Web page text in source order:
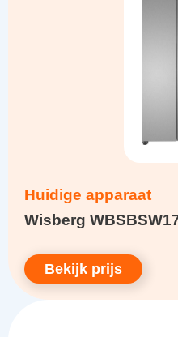
Huidige apparaat
Wisberg
Bekijk prijs